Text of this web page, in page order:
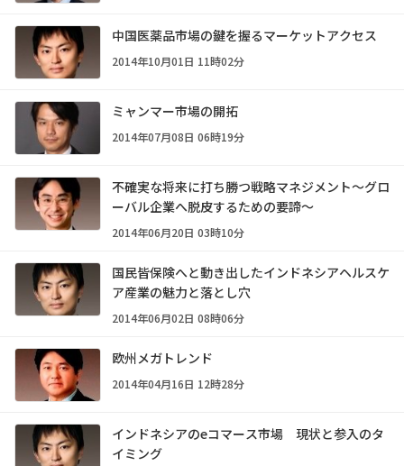
中国医薬品市場の鍵を握るマーケットアクセス
2014年10月01日 11時02分
ミャンマー市場の開拓
2014年07月08日 06時19分
不確実な将来に打ち勝つ戦略マネジメント～グロ
ーバル企業へ脱皮するための要諦～
2014年06月20日 03時10分
国民皆保険へと動き出したインドネシアヘルスケ
ア産業の魅力と落とし穴
2014年06月02日 08時06分
欧州メガトレンド
2014年04月16日 12時28分
インドネシアのeコマース市場 現状と参入のタ
イミング